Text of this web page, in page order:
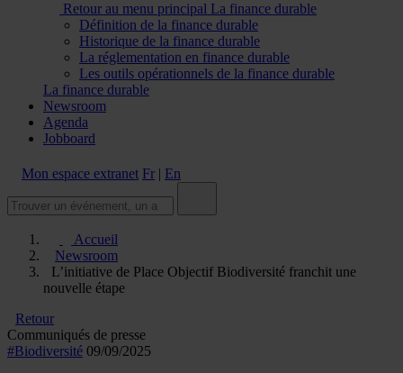
Retour au menu principal La finance durable
Définition de la finance durable
Historique de la finance durable
La réglementation en finance durable
Les outils opérationnels de la finance durable
La finance durable
Newsroom
Agenda
Jobboard
Mon espace extranet Fr | En
Accueil
Newsroom
L’initiative de Place Objectif Biodiversité franchit une
nouvelle étape
Retour
Communiqués de presse
#Biodiversité 09/09/2025